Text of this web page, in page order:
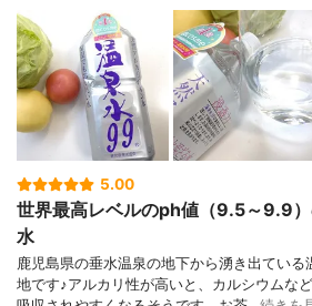
5.00
世界最高レベルのph値（9.5～9.9
水
鹿児島県の垂水温泉の地下から湧き出てい
地です♪アルカリ性が高いと、カルシウムな